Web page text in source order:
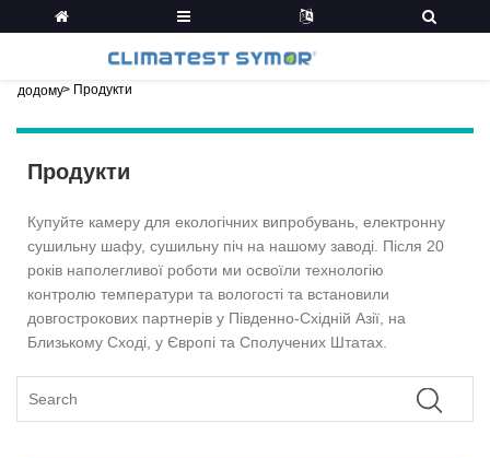
додому> Продукти
Продукти
Купуйте камеру для екологічних випробувань, електронну
сушильну шафу, сушильну піч на нашому заводі. Після 20
років наполегливої ​​роботи ми освоїли технологію
контролю температури та вологості та встановили
довгострокових партнерів у Південно-Східній Азії, на
Близькому Сході, у Європі та Сполучених Штатах.